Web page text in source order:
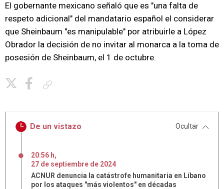
El gobernante mexicano señaló que es "una falta de
respeto adicional" del mandatario español el considerar
que Sheinbaum "es manipulable" por atribuirle a López
Obrador la decisión de no invitar al monarca a la toma de
posesión de Sheinbaum, el 1 de octubre.
De un vistazo Ocultar
20:56 h,
27 de septiembre de 2024
ACNUR denuncia la catástrofe humanitaria en Líbano
por los ataques "más violentos" en décadas